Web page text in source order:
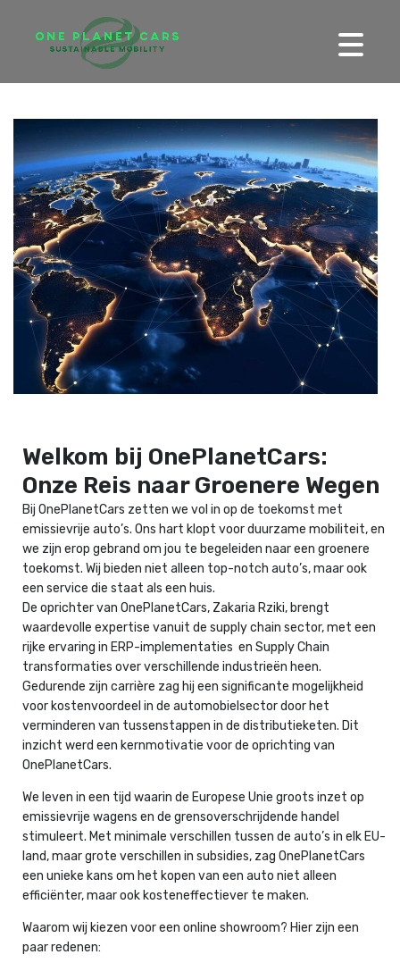
Welkom bij OnePlanetCars:
Onze Reis naar Groenere Wegen
Bij OnePlanetCars zetten we vol in op de toekomst met
emissievrije auto’s. Ons hart klopt voor duurzame mobiliteit, en
we zijn erop gebrand om jou te begeleiden naar een groenere
toekomst. Wij bieden niet alleen top-notch auto’s, maar ook
een service die staat als een huis.
De oprichter van OnePlanetCars, Zakaria Rziki, brengt
waardevolle expertise vanuit de supply chain sector, met een
rijke ervaring in ERP-implementaties en Supply Chain
transformaties over verschillende industrieën heen.
Gedurende zijn carrière zag hij een significante mogelijkheid
voor kostenvoordeel in de automobielsector door het
verminderen van tussenstappen in de distributieketen. Dit
inzicht werd een kernmotivatie voor de oprichting van
OnePlanetCars.
We leven in een tijd waarin de Europese Unie groots inzet op
emissievrije wagens en de grensoverschrijdende handel
stimuleert. Met minimale verschillen tussen de auto’s in elk EU-
land, maar grote verschillen in subsidies, zag OnePlanetCars
een unieke kans om het kopen van een auto niet alleen
efficiënter, maar ook kosteneffectiever te maken.
Waarom wij kiezen voor een online showroom? Hier zijn een
paar redenen: